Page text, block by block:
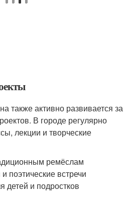
также активно развивается за
В городе регулярно
лекции и творческие
ремёслам
поэтические встречи
детей и подростков